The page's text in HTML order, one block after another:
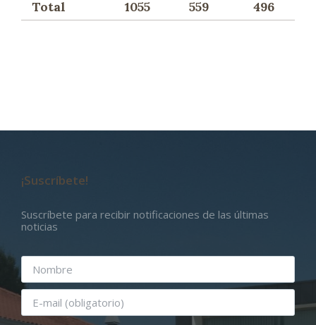
Total 1055 559 496
¡Suscríbete!
Suscríbete para recibir notificaciones de las últimas
noticias